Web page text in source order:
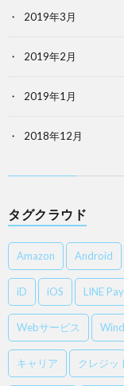
2019年3月
2019年2月
2019年1月
2018年12月
タグクラウド
Amazon Android
iD iOS LINE Pay
Webサービス
キャリア クレジッ